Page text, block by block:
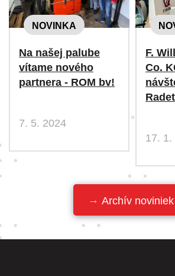
NOVINKA
Na našej palube
vítame nového
partnera - ROM bv!
7. 5. 2024
F.
Co.
17. 1.
Archív noviniek